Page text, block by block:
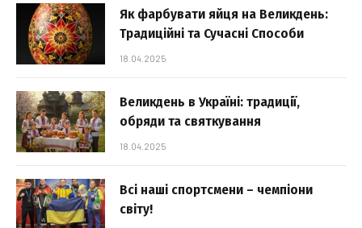
Як фарбувати яйця на Великдень:
Традиційні та Сучасні Способи
18.04.2025
Великдень в Україні: традиції,
обряди та святкування
18.04.2025
Всі наші спортсмени – чемпіони
світу!